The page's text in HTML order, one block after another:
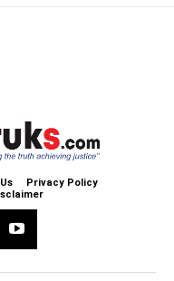
Privacy Policy